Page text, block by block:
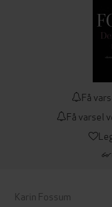
Få
Få varsel
Karin Fossum